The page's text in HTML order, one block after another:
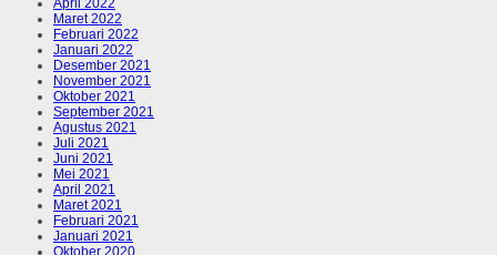
April 2022
Maret 2022
Februari 2022
Januari 2022
Desember 2021
November 2021
Oktober 2021
September 2021
Agustus 2021
Juli 2021
Juni 2021
Mei 2021
April 2021
Maret 2021
Februari 2021
Januari 2021
Oktober 2020